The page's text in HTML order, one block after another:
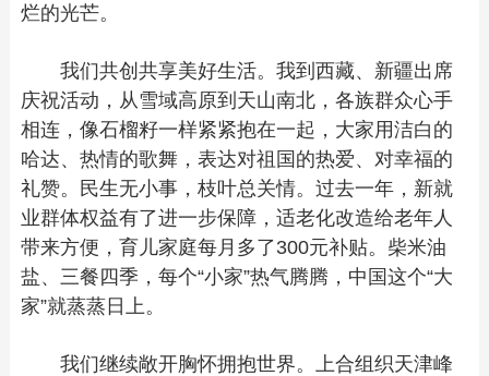
烂的光芒。
我们共创共享美好生活。我到西藏、新疆出席
庆祝活动，从雪域高原到天山南北，各族群众心手
相连，像石榴籽一样紧紧抱在一起，大家用洁白的
哈达、热情的歌舞，表达对祖国的热爱、对幸福的
礼赞。民生无小事，枝叶总关情。过去一年，新就
业群体权益有了进一步保障，适老化改造给老年人
带来方便，育儿家庭每月多了300元补贴。柴米油
盐、三餐四季，每个“小家”热气腾腾，中国这个“大
家”就蒸蒸日上。
我们继续敞开胸怀拥抱世界。上合组织天津峰